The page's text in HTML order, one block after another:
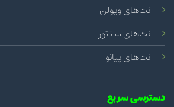
نت‌های ویولن
نت‌های سنتور
نت‌های پیانو
دسترسی سریع